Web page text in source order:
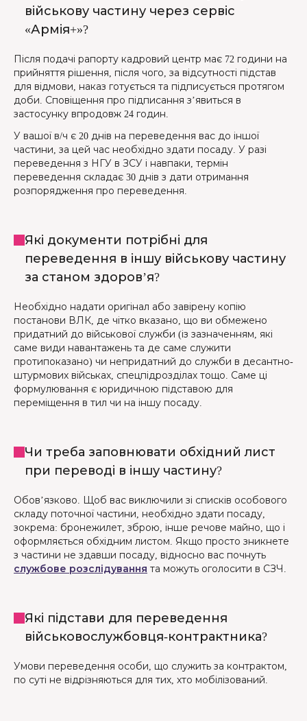
військову частину через сервіс
«Армія+»?
Після подачі рапорту кадровий центр має 72 години на
прийняття рішення, після чого, за відсутності підстав
для відмови, наказ готується та підписується протягом
доби. Сповіщення про підписання з’явиться в
застосунку впродовж 24 годин.
У вашої в/ч є 20 днів на переведення вас до іншої
частини, за цей час необхідно здати посаду. У разі
переведення з НГУ в ЗСУ і навпаки, термін
переведення складає 30 днів з дати отримання
розпорядження про переведення.
Які документи потрібні для
переведення в іншу військову частину
за станом здоров’я?
Необхідно надати оригінал або завірену копію
постанови ВЛК, де чітко вказано, що ви обмежено
придатний до військової служби (із зазначенням, які
саме види навантажень та де саме служити
протипоказано) чи непридатний до служби в десантно-
штурмових військах, спецпідрозділах тощо. Саме ці
формулювання є юридичною підставою для
переміщення в тил чи на іншу посаду.
Чи треба заповнювати обхідний лист
при переводі в іншу частину?
Обов’язково. Щоб вас виключили зі списків особового
складу поточної частини, необхідно здати посаду,
зокрема: бронежилет, зброю, інше речове майно, що і
оформляється обхідним листом. Якщо просто зникнете
з частини не здавши посаду, відносно вас почнуть
службове розслідування та можуть оголосити в СЗЧ.
Які підстави для переведення
військовослужбовця-контрактника?
Умови переведення особи, що служить за контрактом,
по суті не відрізняються для тих, хто мобілізований.